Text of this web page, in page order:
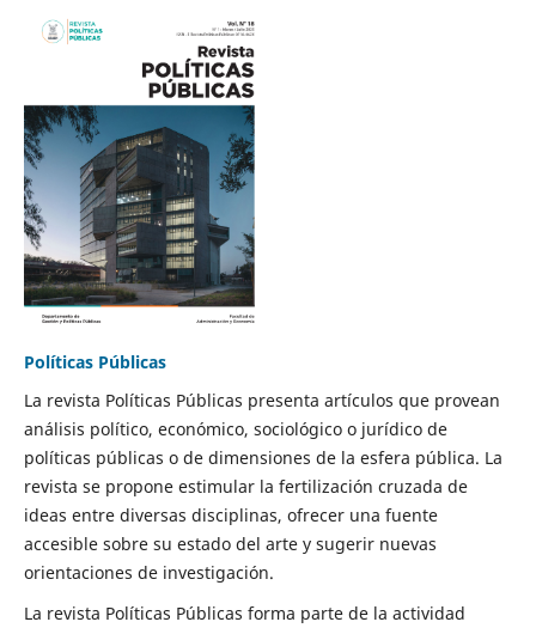
Políticas Públicas
La revista Políticas Públicas presenta artículos que provean
análisis político, económico, sociológico o jurídico de
políticas públicas o de dimensiones de la esfera pública. La
revista se propone estimular la fertilización cruzada de
ideas entre diversas disciplinas, ofrecer una fuente
accesible sobre su estado del arte y sugerir nuevas
orientaciones de investigación.
La revista Políticas Públicas forma parte de la actividad